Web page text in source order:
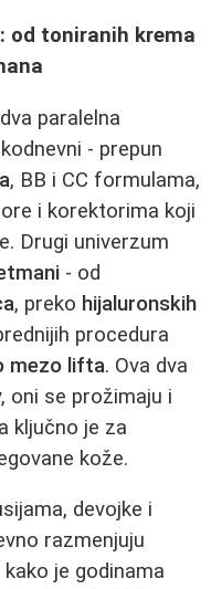
od toniranih krema
paralelna
- prepun
, BB i CC formulama,
i korektorima koji
Drugi univerzum
- od
, preko hijaluronskih
procedura
mezo lifta. Ova dva
oni se prožimaju i
ključno je za
kože.
devojke i
razmenjuju
je godinama